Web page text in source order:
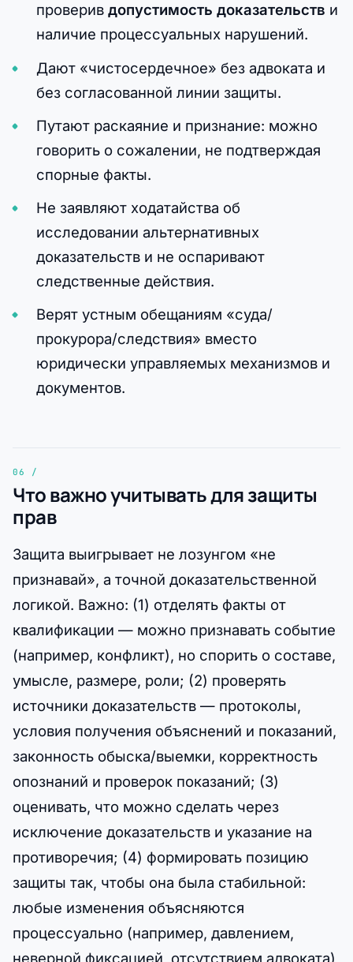
проверив допустимость доказательств и
наличие процессуальных нарушений.
Дают «чистосердечное» без адвоката и
без согласованной линии защиты.
Путают раскаяние и признание: можно
говорить о сожалении, не подтверждая
спорные факты.
Не заявляют ходатайства об
исследовании альтернативных
доказательств и не оспаривают
следственные действия.
Верят устным обещаниям «суда/
прокурора/следствия» вместо
юридически управляемых механизмов и
документов.
Что важно учитывать для защиты
прав
Защита выигрывает не лозунгом «не
признавай», а точной доказательственной
логикой. Важно: (1) отделять факты от
квалификации — можно признавать событие
(например, конфликт), но спорить о составе,
умысле, размере, роли; (2) проверять
источники доказательств — протоколы,
условия получения объяснений и показаний,
законность обыска/выемки, корректность
опознаний и проверок показаний; (3)
оценивать, что можно сделать через
исключение доказательств и указание на
противоречия; (4) формировать позицию
защиты так, чтобы она была стабильной:
любые изменения объясняются
процессуально (например, давлением,
неверной фиксацией, отсутствием адвоката),